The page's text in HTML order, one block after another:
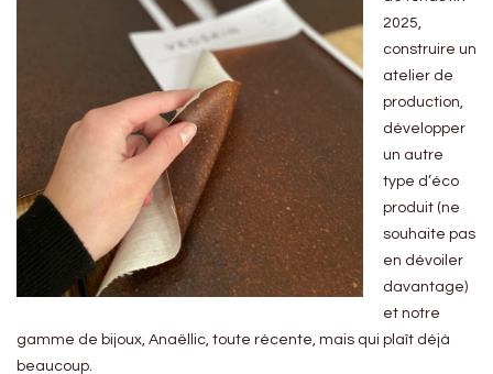
2025,
construire un
atelier de
production,
développer
un autre
type d’éco
produit (ne
souhaite pas
en dévoiler
davantage)
et notre
gamme de bijoux, Anaëllic, toute récente, mais qui plaît déjà
beaucoup.